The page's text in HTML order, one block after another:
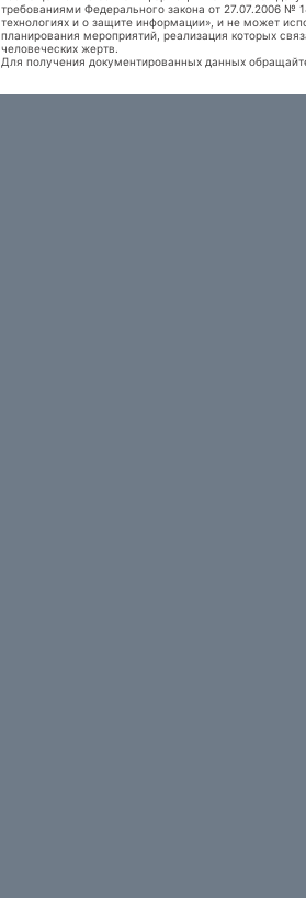
требованиями Федерального закона от 27.07.2006
технологиях и о защите информации», и не может
планирования мероприятий, реализация которых
человеческих жертв.
Для получения документированных данных